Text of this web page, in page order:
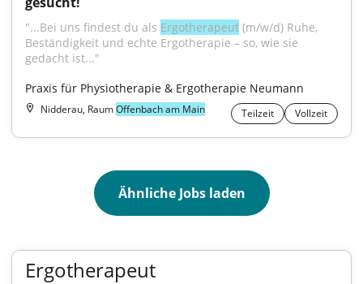
"...Bei uns findest du als Ergotherapeut (m/w/d) Ruhe,
Beständigkeit und echte Ergotherapie – so, wie sie
gedacht ist..."
Praxis für Physiotherapie & Ergotherapie Neumann
Nidderau, RaumOffenbach am Main Teilzeit Vollzeit
Ähnliche Jobs laden
Ergotherapeut